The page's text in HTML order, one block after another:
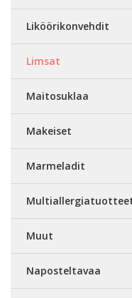
Liköörikonvehdit
Limsat
Maitosuklaa
Makeiset
Marmeladit
Muut
Naposteltavaa